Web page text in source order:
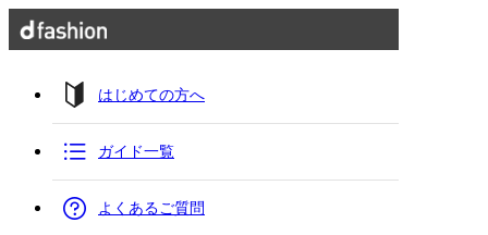
はじめての方へ
ガイド一覧
よくあるご質問